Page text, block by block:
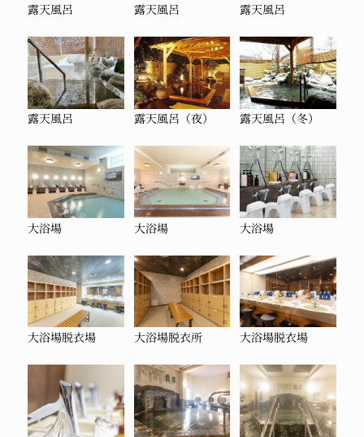
露天風呂 露天風呂 露天風呂
露天風呂 露天風呂（夜） 露天風呂（冬）
大浴場 大浴場 大浴場
大浴場脱衣場 大浴場脱衣所 大浴場脱衣場